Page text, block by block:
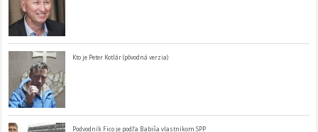
Kto je Peter Kotlár (pôvodná verzia)
Podvodník Fico je podľa Babiša vlastníkom SPP